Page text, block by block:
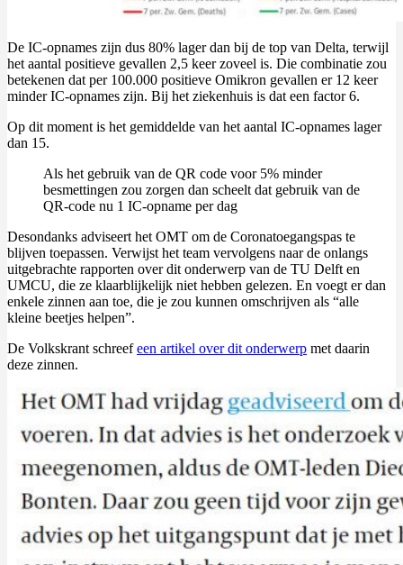
De IC-opnames zijn dus 80% lager dan bij de top van Delta, terwijl
het aantal positieve gevallen 2,5 keer zoveel is. Die combinatie zou
betekenen dat per 100.000 positieve Omikron gevallen er 12 keer
minder IC-opnames zijn. Bij het ziekenhuis is dat een factor 6.
Op dit moment is het gemiddelde van het aantal IC-opnames lager
dan 15.
Als het gebruik van de QR code voor 5% minder
besmettingen zou zorgen dan scheelt dat gebruik van de
QR-code nu 1 IC-opname per dag
Desondanks adviseert het OMT om de Coronatoegangspas te
blijven toepassen. Verwijst het team vervolgens naar de onlangs
uitgebrachte rapporten over dit onderwerp van de TU Delft en
UMCU, die ze klaarblijkelijk niet hebben gelezen. En voegt er dan
enkele zinnen aan toe, die je zou kunnen omschrijven als “alle
kleine beetjes helpen”.
De Volkskrant schreefeen artikel over dit onderwerp met daarin
deze zinnen.